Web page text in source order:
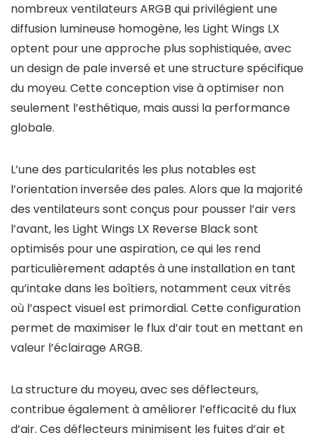
nombreux ventilateurs ARGB qui privilégient une
diffusion lumineuse homogène, les Light Wings LX
optent pour une approche plus sophistiquée, avec
un design de pale inversé et une structure spécifique
du moyeu. Cette conception vise à optimiser non
seulement l’esthétique, mais aussi la performance
globale.
L’une des particularités les plus notables est
l’orientation inversée des pales. Alors que la majorité
des ventilateurs sont conçus pour pousser l’air vers
l’avant, les Light Wings LX Reverse Black sont
optimisés pour une aspiration, ce qui les rend
particulièrement adaptés à une installation en tant
qu’intake dans les boîtiers, notamment ceux vitrés
où l’aspect visuel est primordial. Cette configuration
permet de maximiser le flux d’air tout en mettant en
valeur l’éclairage ARGB.
La structure du moyeu, avec ses déflecteurs,
contribue également à améliorer l’efficacité du flux
d’air. Ces déflecteurs minimisent les fuites d’air et